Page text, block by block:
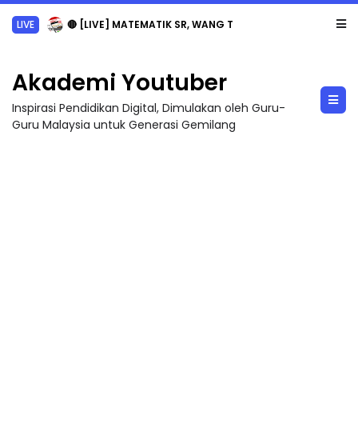
LIVE 🔴 [LIVE] MATEMATIK SR, WANG TAHUN 6 OLEH CIKGU ANITA #ALLINONE #141 #...
Akademi Youtuber
Inspirasi Pendidikan Digital, Dimulakan oleh Guru-
Guru Malaysia untuk Generasi Gemilang